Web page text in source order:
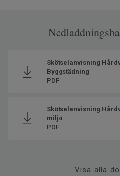
Skötselanvisning
Byggstädning
PDF
Skötselanvisning
miljö
PDF
Visa alla